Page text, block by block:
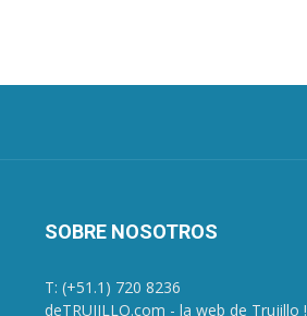
SOBRE NOSOTROS
T: (+51.1) 720 8236
deTRUJILLO.com - la web de Trujillo !